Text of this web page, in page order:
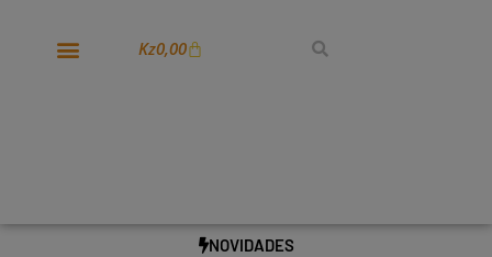
Kz0,00
NOVIDADES